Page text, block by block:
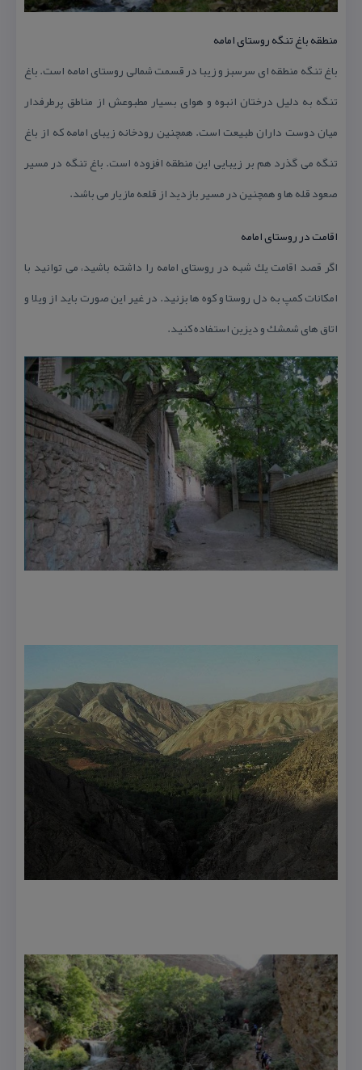
منطقه باغ تنگه روستای امامه
باغ تنگه منطقه ای سرسبز و زیبا در قسمت شمالی روستای امامه است. باغ
تنگه به دلیل درختان انبوه و هوای بسیار مطبوعش از مناطق پرطرفدار
میان دوست داران طبیعت است. همچنین رودخانه زیبای امامه كه از باغ
تنگه می گذرد هم بر زیبایی این منطقه افزوده است. باغ تنگه در مسیر
صعود قله ها و همچنین در مسیر بازدید از قلعه مازیار می باشد.
اقامت در روستای امامه
اگر قصد اقامت یك شبه در روستای امامه را داشته باشید، می توانید با
امكانات كمپ به دل روستا و كوه ها بزنید. در غیر این صورت باید از ویلا و
اتاق های شمشك و دیزین استفاده كنید.